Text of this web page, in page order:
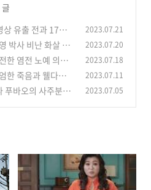
상 유출 전과 17범
2023.07.21
박사 비난 화살 서
2023.07.20
한 염전 노예 의혹
2023.07.18
죽음과 웰다잉에
2023.07.11
푸바오의 사주분석 2023.07.05